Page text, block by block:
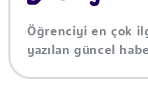
Öğrenciyi en çok
yazılan güncel